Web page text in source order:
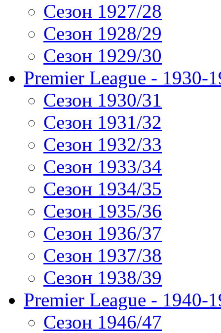
Сезон 1927/28
Сезон 1928/29
Сезон 1929/30
Premier League - 1930-
Сезон 1930/31
Сезон 1931/32
Сезон 1932/33
Сезон 1933/34
Сезон 1934/35
Сезон 1935/36
Сезон 1936/37
Сезон 1937/38
Сезон 1938/39
Premier League - 1940-
Сезон 1946/47